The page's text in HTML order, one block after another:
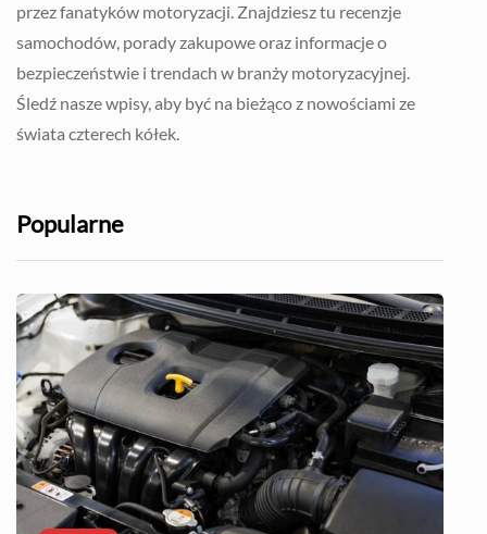
przez fanatyków motoryzacji. Znajdziesz tu recenzje
samochodów, porady zakupowe oraz informacje o
bezpieczeństwie i trendach w branży motoryzacyjnej.
Śledź nasze wpisy, aby być na bieżąco z nowościami ze
świata czterech kółek.
Popularne